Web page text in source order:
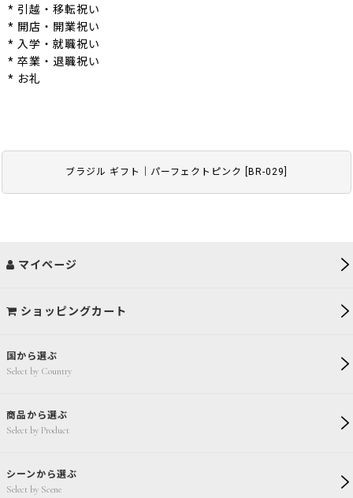
ブラジル ギフト｜パーフェクトピンク BR-029
* 引越・移転祝い
* 開店・開業祝い
* 入学・就職祝い
* 卒業・退職祝い
* お礼
国から選ぶ
Select by Country
商品から選ぶ
Select by Product
シーンから選ぶ
Select by Scene
マイページ
ショッピングカート